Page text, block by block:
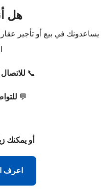
هل
يساعدونك في بيع أو تأجير
📞
💬
أو يمكنك
اعرف